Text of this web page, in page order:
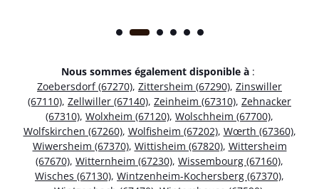
Nous sommes également disponible à :
Zoebersdorf (67270), Zittersheim (67290), Zinswiller
(67110), Zellwiller (67140), Zeinheim (67310), Zehnacker
(67310), Wolxheim (67120), Wolschheim (67700),
Wolfskirchen (67260), Wolfisheim (67202), Wœrth (67360),
Wiwersheim (67370), Wittisheim (67820), Wittersheim
(67670), Witternheim (67230), Wissembourg (67160),
Wisches (67130), Wintzenheim-Kochersberg (67370),